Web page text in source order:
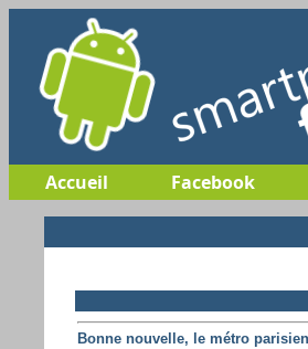
Accueil Facebook
Bonne nouvelle, le métro